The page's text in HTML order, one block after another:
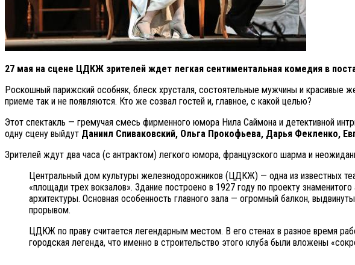
27 мая на сцене ЦДКЖ зрителей ждет легкая сентиментальная комедия в
Роскошный парижский особняк, блеск хрусталя, состоятельные мужчины и красивые
приеме так и не появляются. Кто же созвал гостей и, главное, с какой целью?
Этот спектакль — гремучая смесь фирменного юмора Нила Саймона и детективной
одну сцену выйдут Даниил Спиваковский, Ольга Прокофьева, Дарья Фекленко,
Зрителей ждут два часа (с антрактом) легкого юмора, французского шарма и
Центральный дом культуры железнодорожников (ЦДКЖ) — одна из известных
«площади трех вокзалов». Здание построено в 1927 году по проекту
архитектуры. Основная особенность главного зала — огромный балкон,
прорывом.
ЦДКЖ по праву считается легендарным местом. В его стенах в разное время
городская легенда, что именно в строительство этого клуба были вложены